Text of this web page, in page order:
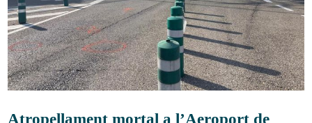
Atropellament mortal a l’Aeroport de